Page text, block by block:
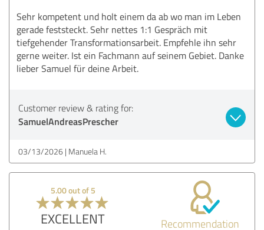
Sehr kompetent und holt einem da ab wo man im Leben
gerade feststeckt. Sehr nettes 1:1 Gespräch mit
tiefgehender Transformationsarbeit. Empfehle ihn sehr
gerne weiter. Ist ein Fachmann auf seinem Gebiet. Danke
lieber Samuel für deine Arbeit.
Customer review & rating for:
SamuelAndreasPrescher
03/13/2026 Manuela H.
5.00 out of 5
EXCELLENT Recommendation